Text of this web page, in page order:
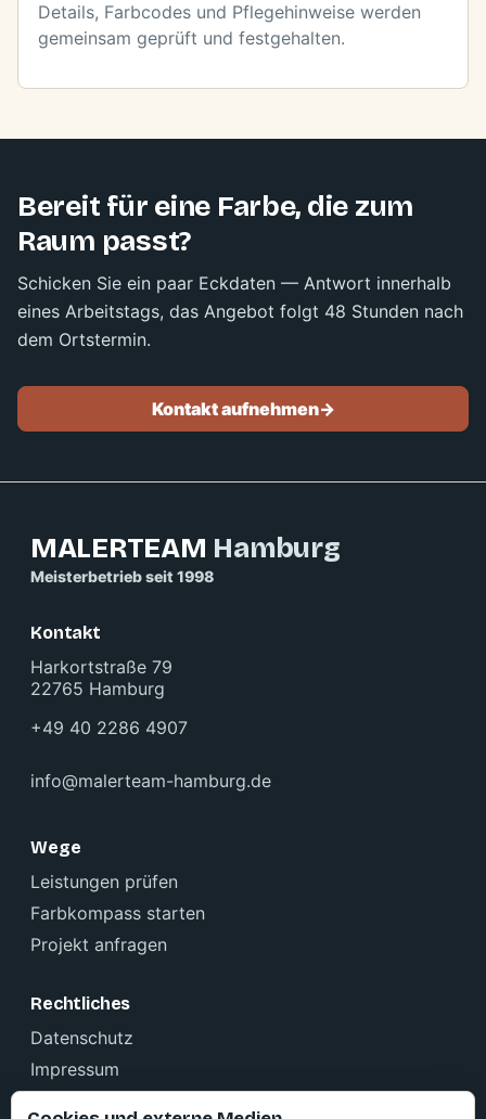
Details, Farbcodes und Pflegehinweise werden
gemeinsam geprüft und festgehalten.
Bereit für eine Farbe, die zum
Raum passt?
Schicken Sie ein paar Eckdaten — Antwort innerhalb
eines Arbeitstags, das Angebot folgt 48 Stunden nach
dem Ortstermin.
Kontakt aufnehmen->
MALERTEAM Hamburg
Meisterbetrieb seit 1998
Kontakt
Harkortstraße 79
22765 Hamburg
+49 40 2286 4907
info@malerteam-hamburg.de
Wege
Leistungen prüfen
Farbkompass starten
Projekt anfragen
Rechtliches
Datenschutz
Impressum